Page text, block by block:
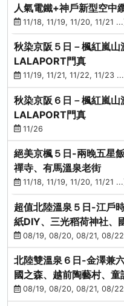
人氣電鐵+神戶新型空中
11/18, 11/19, 11/20, 11/21
秋染京阪５日－楓紅嵐山
LALAPORT門真
11/19, 11/21, 11/22, 11/23
秋染京阪６日－楓紅嵐山
LALAPORT門真
11/26
絕美京楓５日-兩晚五星
禪寺、有馬溫泉老街
11/18, 11/19, 11/20, 11/21
超值北陸溫泉５日-江戶
紙DIY、三光稻荷神社、
街、下呂溫泉
08/19, 08/20, 08/21, 08/22
北陸雙溫泉６日-金澤兼
國之森、越前陶藝村、
幡08/19, 08/20, 08/21, 08/22